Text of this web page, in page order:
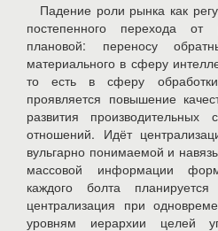
Падение роли рынка как
постепенного перехода
плановой: переносу
материального в сферу
то есть в сферу
проявляется повышение
развития производительных
отношений. Идёт
вульгарно понимаемой и
массовой информации
каждого болта
централизация при
уровням иерархии целей